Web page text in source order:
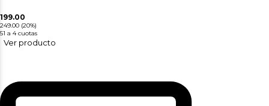
199.00
249.00 (20%)
51 a 4 cuotas
Ver producto